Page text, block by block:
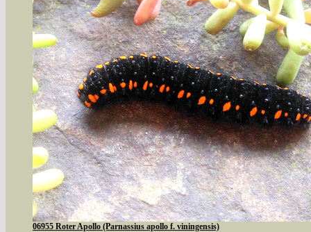
06955 Roter Apollo (Parnassius apollo f. viningensis)